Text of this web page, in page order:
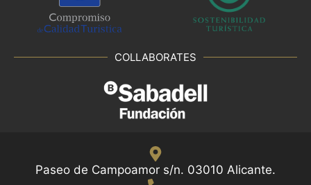
COLLABORATES
Paseo de Campoamor s/n. 03010 Alicante.